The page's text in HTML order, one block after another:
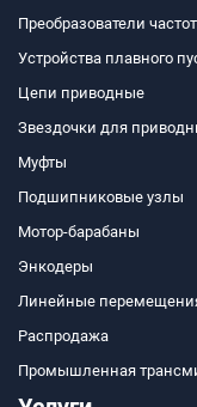
Преобразователи
Устройства плавного
Цепи приводные
Звездочки для
Муфты
Подшипниковые узлы
Мотор-барабаны
Энкодеры
Линейные
Распродажа
Промышленная